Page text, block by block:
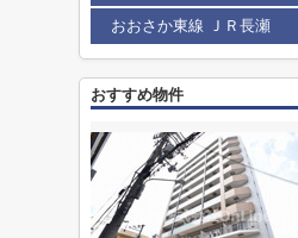
おおさか東線 ＪＲ長瀬
おすすめ物件